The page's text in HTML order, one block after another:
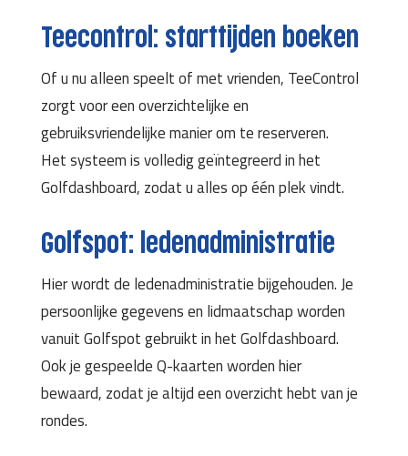
Teecontrol: starttijden boeken
Of u nu alleen speelt of met vrienden, TeeControl
zorgt voor een overzichtelijke en
gebruiksvriendelijke manier om te reserveren.
Het systeem is volledig geïntegreerd in het
Golfdashboard, zodat u alles op één plek vindt.
Golfspot: ledenadministratie
Hier wordt de ledenadministratie bijgehouden. Je
persoonlijke gegevens en lidmaatschap worden
vanuit Golfspot gebruikt in het Golfdashboard.
Ook je gespeelde Q-kaarten worden hier
bewaard, zodat je altijd een overzicht hebt van je
rondes.